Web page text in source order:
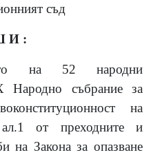
съд
И :
на 52 народни
Народно събрание за
на
от преходните и
на Закона за опазване